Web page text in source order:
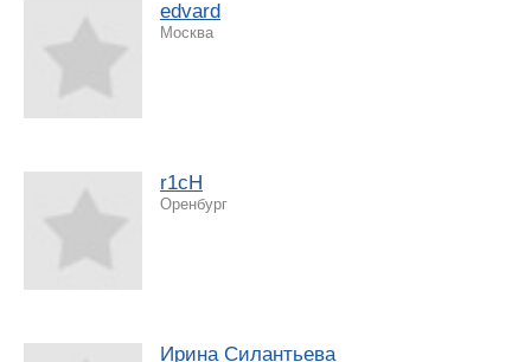
edvard
Москва
r1cH
Оренбург
Ирина Силантьева